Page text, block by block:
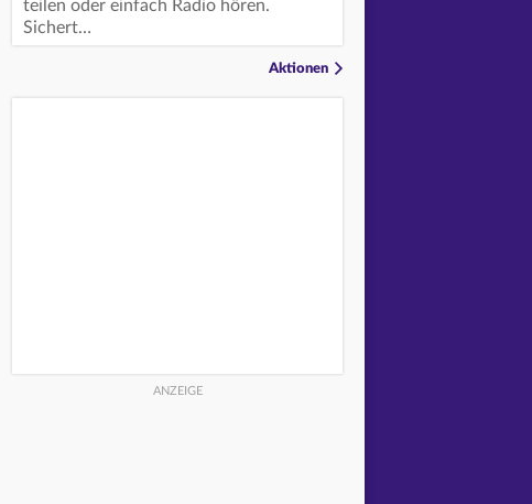
teilen oder einfach Radio hören.
Sichert…
Aktionen